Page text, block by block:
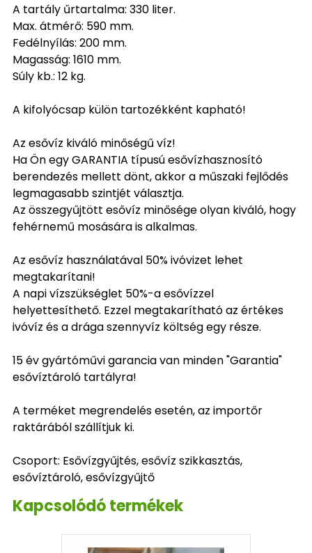
A tartály űrtartalma: 330 liter.
Max. átmérő: 590 mm.
Fedélnyílás: 200 mm.
Magasság: 1610 mm.
Súly kb.: 12 kg.
A kifolyócsap külön tartozékként kapható!
Az esővíz kiváló minőségű víz!
Ha Ön egy GARANTIA típusú esővízhasznosító
berendezés mellett dönt, akkor a műszaki fejlődés
legmagasabb szintjét választja.
Az összegyűjtött esővíz minősége olyan kiváló, hogy
fehérnemű mosására is alkalmas.
Az esővíz használatával 50% ivóvizet lehet
megtakarítani!
A napi vízszükséglet 50%-a esővízzel
helyettesíthető. Ezzel megtakarítható az értékes
ivóvíz és a drága szennyvíz költség egy része.
15 év gyártóművi garancia van minden "Garantia"
esővíztároló tartályra!
A terméket megrendelés esetén, az importőr
raktárából szállítjuk ki.
Csoport: Esővízgyűjtés, esővíz szikkasztás,
esővíztároló, esővízgyűjtő
Kapcsolódó termékek